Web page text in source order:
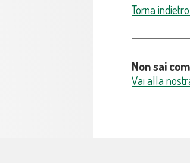
Torna
Non sai
Vai alla